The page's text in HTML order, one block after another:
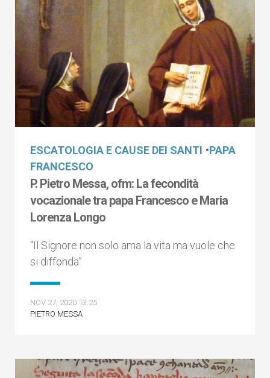
ESCATOLOGIA E CAUSE DEI SANTI •PAPA
FRANCESCO
P. Pietro Messa, ofm: La fecondità
vocazionale tra papa Francesco e Maria
Lorenza Longo
“Il Signore non solo ama la vita ma vuole che
si diffonda”
NOV 27, 2020 13:25
PIETRO MESSA